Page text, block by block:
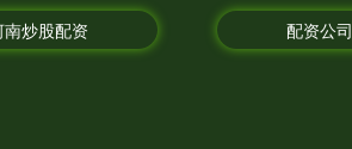
南炒股配资 配资公